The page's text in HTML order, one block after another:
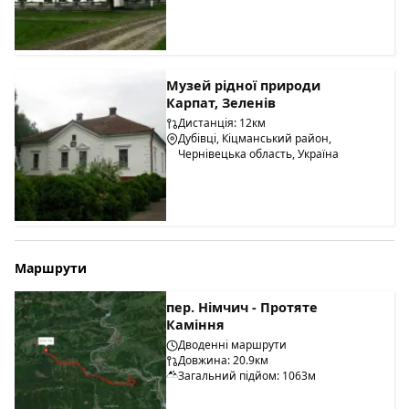
Музей рідної природи
Карпат, Зеленів
Дистанція: 12км
Дубівці, Кіцманський район,
Чернівецька область, Україна
Маршрути
пер. Німчич - Протяте
Каміння
Дводенні маршрути
Довжина: 20.9км
Загальний підйом: 1063м